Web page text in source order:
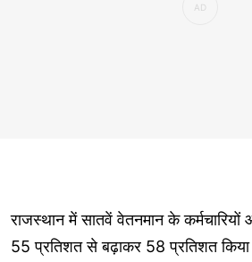
राजस्थान में सातवें वेतनमान के
55 प्रतिशत से बढ़ाकर 58 प्रतिशत